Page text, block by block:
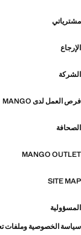
مشترياتي
الإرجاع
الشركة
فرص العمل لدى MANGO
الصحافة
MANGO OUTLET
SITE MAP
المسؤولية
سياسة الخصوصية وملفات